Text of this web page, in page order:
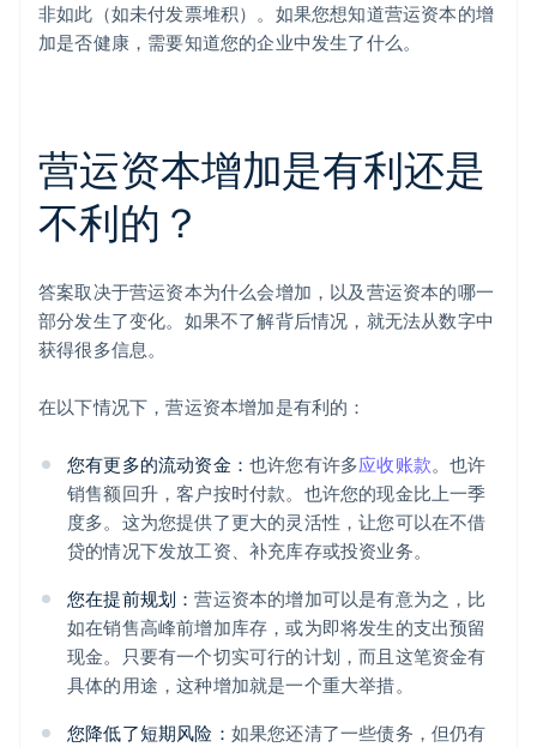
非如此（如未付发票堆积）。如果您想知道营运资本的增
加是否健康，需要知道您的企业中发生了什么。
营运资本增加是有利还是
不利的？
答案取决于营运资本为什么会增加，以及营运资本的哪一
部分发生了变化。如果不了解背后情况，就无法从数字中
获得很多信息。
在以下情况下，营运资本增加是有利的：
您有更多的流动资金： 也许您有许多应收账款。也许
销售额回升，客户按时付款。也许您的现金比上一季
度多。这为您提供了更大的灵活性，让您可以在不借
贷的情况下发放工资、补充库存或投资业务。
您在提前规划：营运资本的增加可以是有意为之，比
如在销售高峰前增加库存，或为即将发生的支出预留
现金。只要有一个切实可行的计划，而且这笔资金有
具体的用途，这种增加就是一个重大举措。
您降低了短期风险： 如果您还清了一些债务，但仍有